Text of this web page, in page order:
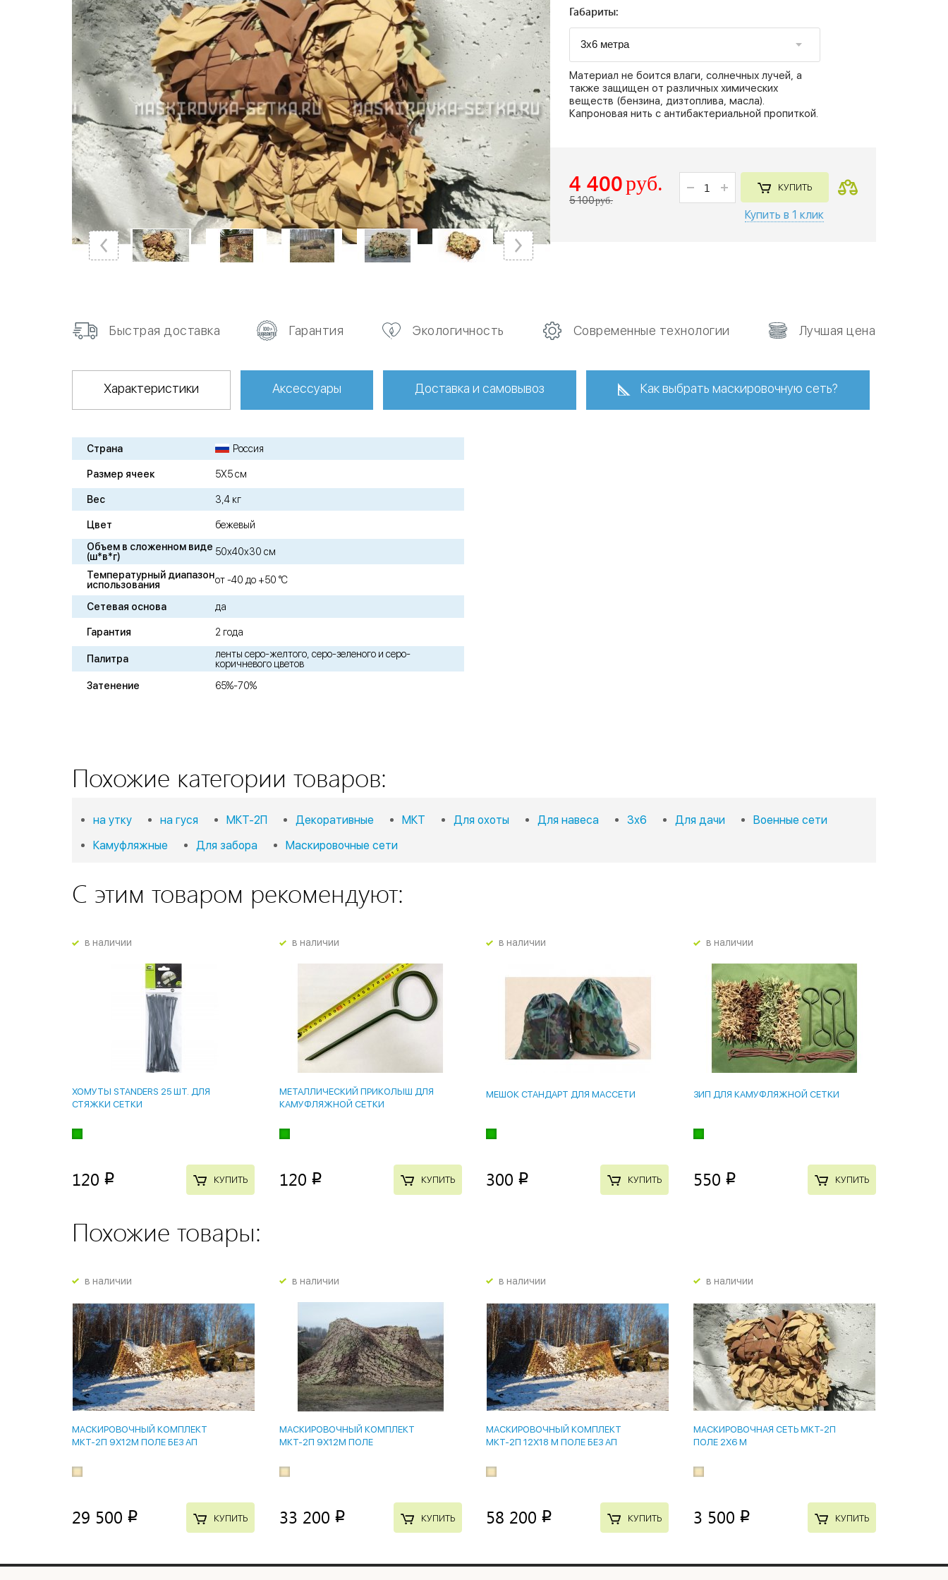
Габариты:
Материал не боится влаги, солнечных лучей, а
также защищен от различных химических
веществ (бензина, дизтоплива, масла).
Капроновая нить с антибактериальной пропиткой.
4 400 руб.
5 100руб.
КУПИТЬ
Купить в 1 клик
Быстрая доставка Гарантия Экологичность Современные технологии Лучшая цена
Характеристики Аксессуары Доставка и самовывоз Как выбрать маскировочную сеть?
Страна Россия
Размер ячеек 5Х5 см
Вес 3,4 кг
Цвет
бежевый
Объем в сложенном виде
(ш*в*г)
50х40х30 см
Температурный диапазон
использования
от -40 до +50 °C
Сетевая основа да
Гарантия 2 года
Палитра
ленты серо-желтого, серо-зеленого и серо-
коричневого цветов
Затенение
65%-70%
Похожие категории товаров:
на утку на гуся МКТ-2П Декоративные МКТ Для охоты Для навеса 3х6 Для дачи
Военные сети
Камуфляжные
Для забора Маскировочные сети
С этим товаром рекомендуют:
в наличии
ХОМУТЫ STANDERS 25 ШТ. ДЛЯ
СТЯЖКИ СЕТКИ
120 p КУПИТЬ
в наличии
МЕТАЛЛИЧЕСКИЙ ПРИКОЛЫШ ДЛЯ
КАМУФЛЯЖНОЙ СЕТКИ
120 p КУПИТЬ
в наличии
МЕШОК СТАНДАРТ ДЛЯ МАССЕТИ
300 p КУПИТЬ
в наличии
ЗИП ДЛЯ КАМУФЛЯЖНОЙ СЕТКИ
550 p КУПИТЬ
Похожие товары:
в наличии
МАСКИРОВОЧНЫЙ КОМПЛЕКТ
МКТ-2П 9Х12М ПОЛЕ БЕЗ АП
29 500 p КУПИТЬ
в наличии
МАСКИРОВОЧНЫЙ КОМПЛЕКТ
МКТ-2П 9Х12М ПОЛЕ
33 200 p КУПИТЬ
в наличии
МАСКИРОВОЧНЫЙ КОМПЛЕКТ
МКТ-2П 12Х18 М ПОЛЕ БЕЗ АП
58 200 p КУПИТЬ
в наличии
МАСКИРОВОЧНАЯ СЕТЬ МКТ-2П
ПОЛЕ 2Х6 М
3 500 p КУПИТЬ